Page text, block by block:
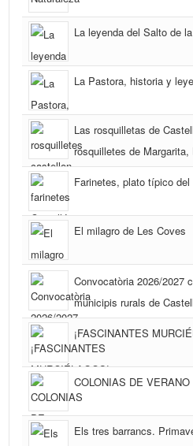
La leyenda del Salto de
La Pastora, historia y
Las rosquilletas de
rosquilletes de
Farinetes, plato típico del
El milagro de Les Coves
Convocatòria 2026/2027
municipis rurals de
¡FASCINANTES
COLONIAS DE VERANO
Els tres barrancs.